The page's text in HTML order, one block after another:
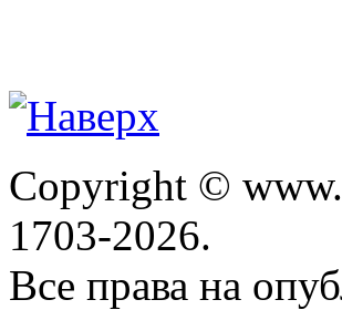
Copyright ©
1703-2026.
Все права на